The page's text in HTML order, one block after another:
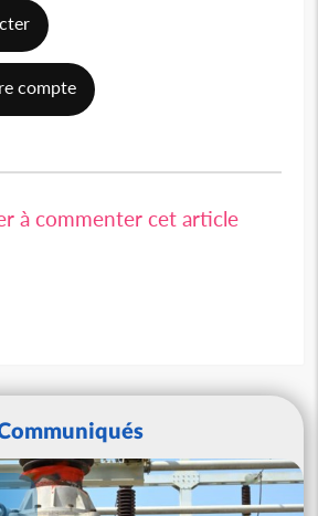
compte
à commenter cet article